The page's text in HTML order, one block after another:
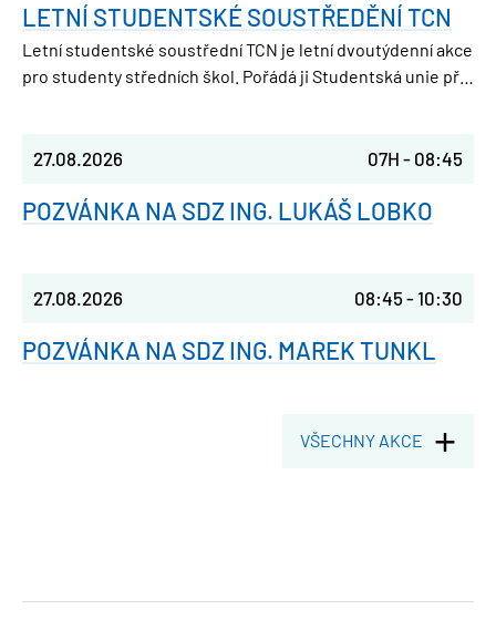
LETNÍ STUDENTSKÉ SOUSTŘEDĚNÍ TCN
Letní studentské soustřední TCN je letní dvoutýdenní akce
pro studenty středních škol. Pořádá ji Studentská unie při
27.08.2026 07H - 08:45
POZVÁNKA NA SDZ ING. LUKÁŠ LOBKO
27.08.2026 08:45 -10:30
POZVÁNKA NA SDZ ING. MAREK TUNKL
VŠECHNY AKCE